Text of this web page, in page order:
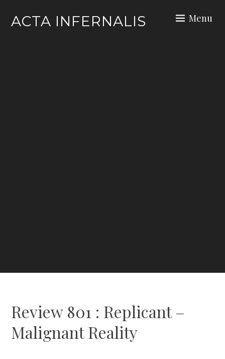
ACTA INFERNALIS Menu
Review 801 : Replicant –
Malignant Reality